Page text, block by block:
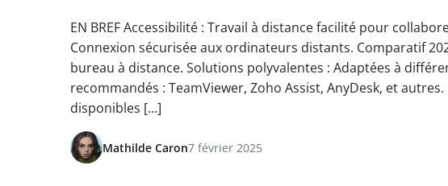
EN BREF Accessibilité : Travail à distance facilité pour
Connexion sécurisée aux ordinateurs distants. Comparatif
bureau à distance. Solutions polyvalentes : Adaptées à
recommandés : TeamViewer, Zoho Assist, AnyDesk, et
disponibles […]
Mathilde Caron7 février 2025